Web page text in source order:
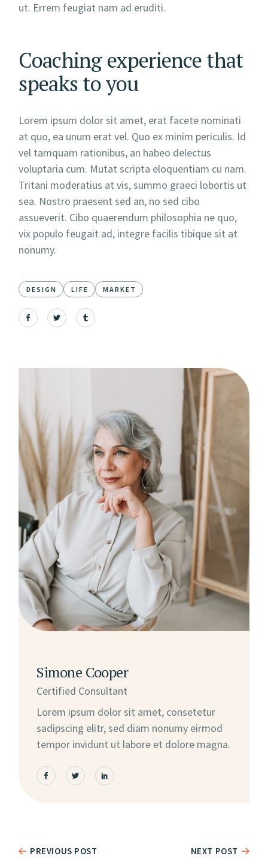
ut. Errem feugiat nam ad eruditi.
Coaching experience that
speaks to you
Lorem ipsum dolor sit amet, erat facete nominati
at quo, ea unum erat vel. Quo ex minim periculis. Id
vel tamquam rationibus, an habeo delectus
voluptaria cum. Mutat scripta eloquentiam cu nam.
Tritani moderatius at vis, summo graeci lobortis ut
sea. Nostro praesent sed an, no sed cibo
assueverit. Cibo quaerendum philosophia ne quo,
vix populo feugait ad, integre facilis tibique sit at
nonumy.
DESIGN LIFE MARKET
Simone Cooper
Certified Consultant
Lorem ipsum dolor sit amet, consetetur
sadipscing elitr, sed diam nonumy eirmod
tempor invidunt ut labore et dolore magna.
PREVIOUS POST NEXT POST